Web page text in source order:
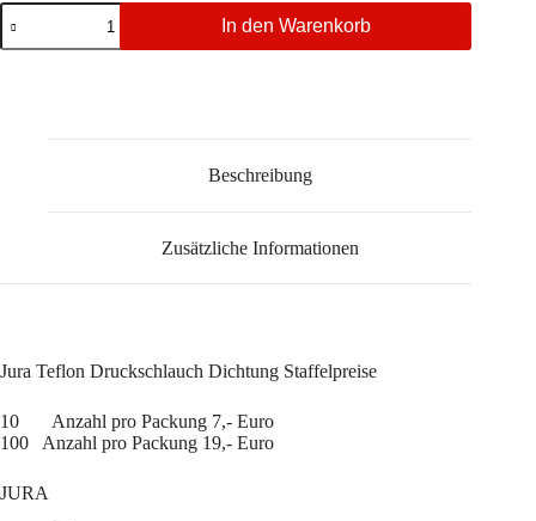
Jura
Teflon
Druckschlauch
In den Warenkorb
Beschreibung
Zusätzliche Informationen
Jura Teflon Druckschlauch Dichtung Staffelpreise
10 Anzahl pro Packung 7,- Euro
100 Anzahl pro Packung 19,- Euro
JURA